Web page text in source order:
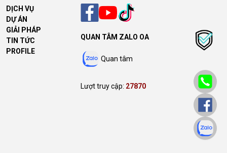
DỊCH VỤ
DỰ ÁN
GIẢI PHÁP
TIN TỨC
PROFILE
QUAN TÂM ZALO OA
Quan tâm
Lượt truy cập: 27870